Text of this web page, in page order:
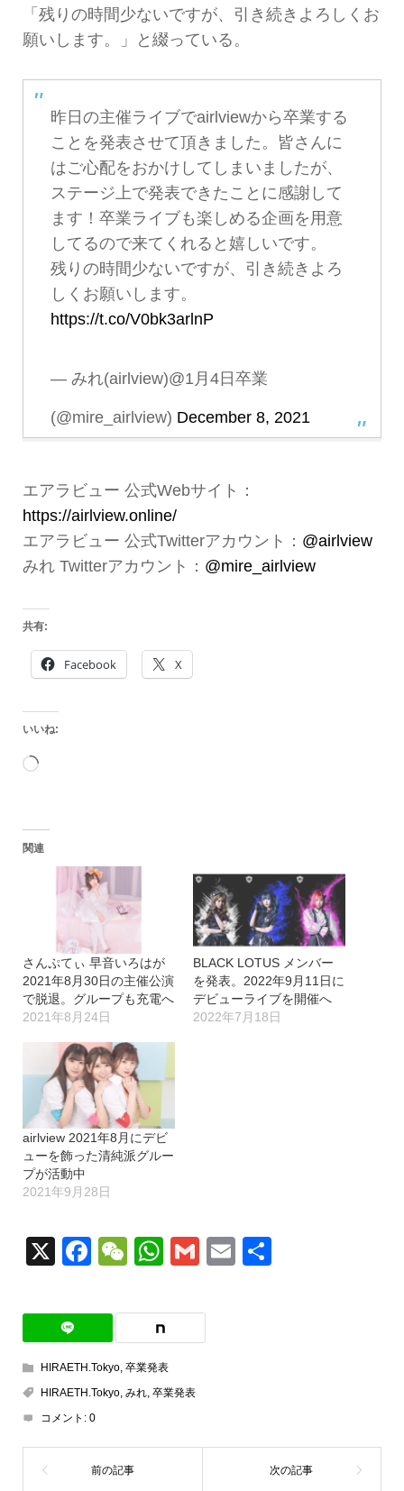
「残りの時間少ないですが、引き続きよろしくお
願いします。」と綴っている。
昨日の主催ライブでairlviewから卒業する
ことを発表させて頂きました。皆さんに
はご心配をおかけしてしまいましたが、
ステージ上で発表できたことに感謝して
ます！卒業ライブも楽しめる企画を用意
してるので来てくれると嬉しいです。
残りの時間少ないですが、引き続きよろ
しくお願いします。
https://t.co/V0bk3arlnP
— みれ(airlview)@1月4日卒業
(@mire_airlview) December 8, 2021
エアラビュー 公式Webサイト：
https://airlview.online/
エアラビュー 公式Twitterアカウント： @airlview
みれ Twitterアカウント： @mire_airlview
共有:
Facebook X
いいね:
読
込
関連
さんぷてぃ 早音いろはが
2021年8月30日の主催公演
で脱退。グループも充電へ
2021年8月24日
BLACK LOTUS メンバー
を発表。2022年9月11日に
デビューライブを開催へ
2022年7月18日
airlview 2021年8月にデビ
ューを飾った清純派グルー
プが活動中
2021年9月28日
X Facebook
WeChat
WhatsApp
GmailEmail
HIRAETH.Tokyo, 卒業発表
HIRAETH.Tokyo, みれ, 卒業発表
コメント: 0